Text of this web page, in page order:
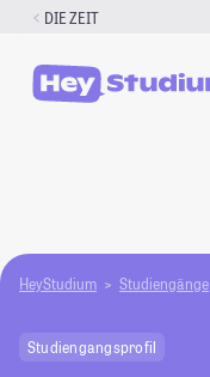
Zum
springen
DIE ZEIT
HeyStudium Studiengänge
Studiengangsprofil